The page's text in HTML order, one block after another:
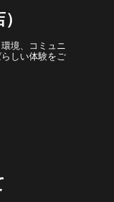
境、コミュニ
しい体験をご